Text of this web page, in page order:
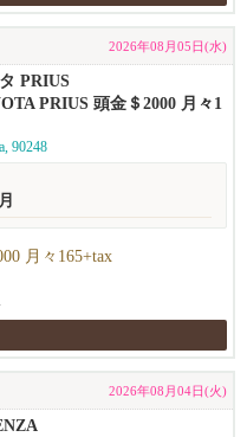
2026年08月05日(水)
PRIUS
PRIUS 頭金＄2000 月々1
90248
月々165+tax
2026年08月04日(火)